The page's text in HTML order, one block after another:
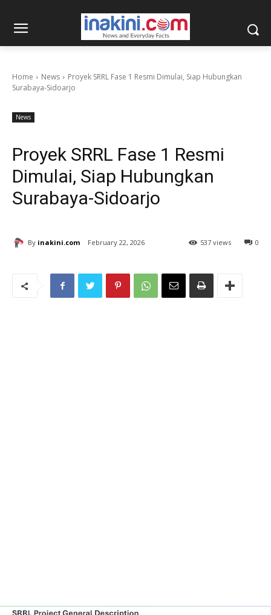
Home News
Proyek SRRL Fase 1 Resmi Dimulai, Siap Hubungkan
Surabaya-Sidoarjo
News
Proyek SRRL Fase 1 Resmi
Dimulai, Siap Hubungkan
Surabaya-Sidoarjo
By inakini.com February 22, 2026 0
537 views